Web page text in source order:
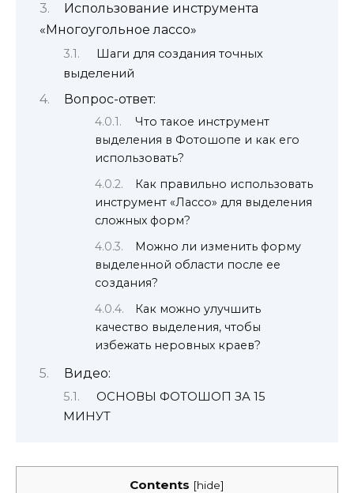
Использование инструмента
«Многоугольное лассо»
Шаги для создания точных
выделений
Вопрос-ответ:
Что такое инструмент
выделения в Фотошопе и как его
использовать?
Как правильно использовать
инструмент «Лассо» для выделения
сложных форм?
Можно ли изменить форму
выделенной области после ее
создания?
Как можно улучшить
качество выделения, чтобы
избежать неровных краев?
Видео:
ОСНОВЫ ФОТОШОП ЗА 15
МИНУТ
Contents [hide]